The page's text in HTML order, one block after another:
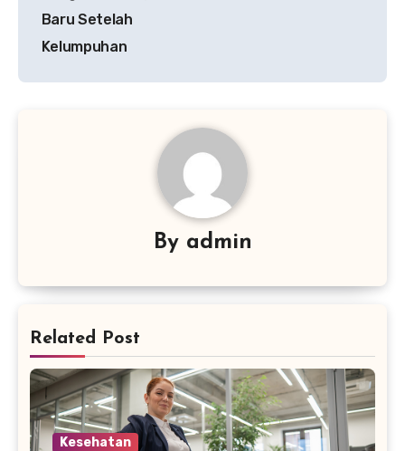
Baru Setelah
Kelumpuhan
By admin
Related Post
Kesehatan